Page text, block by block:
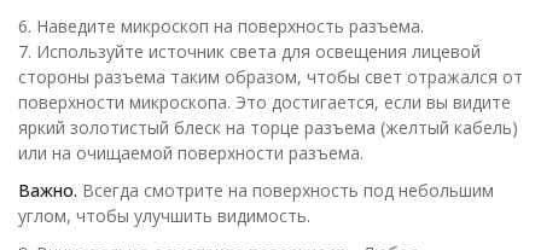
6. Наведите микроскоп на поверхность разъема.
7. Используйте источник света для освещения лицевой
стороны разъема таким образом, чтобы свет отражался от
поверхности микроскопа. Это достигается, если вы видите
яркий золотистый блеск на торце разъема (желтый кабель)
или на очищаемой поверхности разъема.
Важно. Всегда смотрите на поверхность под небольшим
углом, чтобы улучшить видимость.